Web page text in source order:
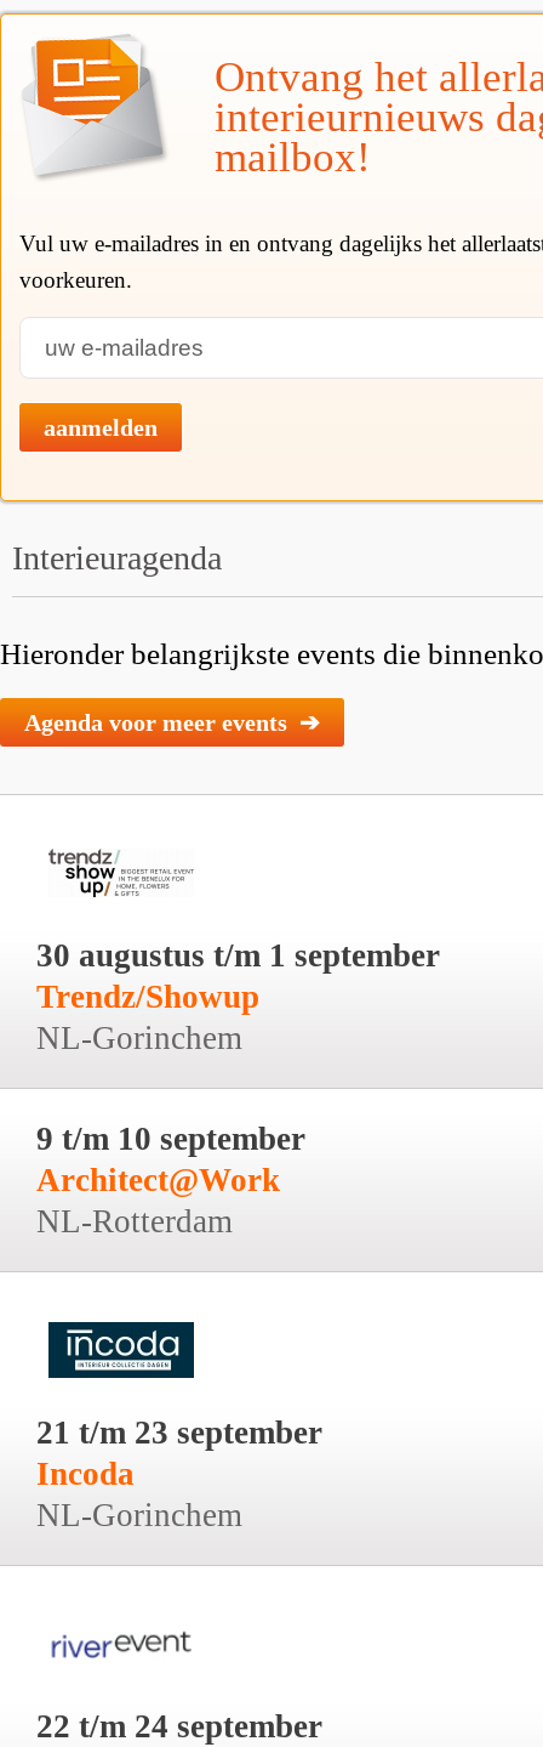
Ontvang het
interieurnieuws
mailbox!
Vul uw e-mailadres in en ontvang dagelijks het
voorkeuren.
aanmelden
Interieuragenda
Hieronder belangrijkste events die
Agenda voor meer events ➔
30 augustus t/m 1 september
Trendz/Showup
NL-Gorinchem
9 t/m 10 september
Architect@Work
NL-Rotterdam
21 t/m 23 september
Incoda
NL-Gorinchem
22 t/m 24 september